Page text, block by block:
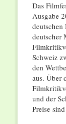
Das
Ausgabe
deutscher
Schweiz
den
aus. Über
und der
Preise